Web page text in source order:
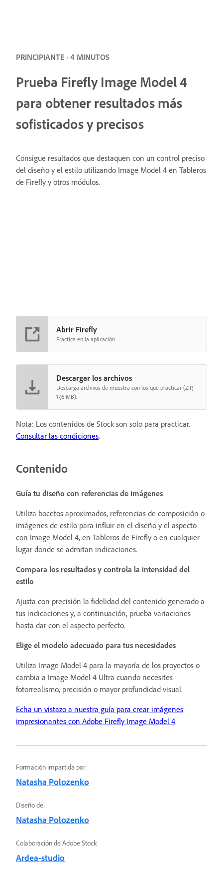
PRINCIPIANTE · 4 MINUTOS
Prueba Firefly Image Model 4
para obtener resultados más
sofisticados y precisos
Consigue resultados que destaquen con un control preciso
del diseño y el estilo utilizando Image Model 4 en Tableros
de Firefly y otros módulos.
Abrir Firefly
Practica en la aplicación.
Descargar los archivos
Descarga archivos de muestra con los que practicar (ZIP,
17,6 MB).
Nota: Los contenidos de Stock son solo para practicar.
Consultar las condiciones.
Contenido
Guía tu diseño con referencias de imágenes
Utiliza bocetos aproximados, referencias de composición o
imágenes de estilo para influir en el diseño y el aspecto
con Image Model 4, en Tableros de Firefly o en cualquier
lugar donde se admitan indicaciones.
Compara los resultados y controla la intensidad del
estilo
Ajusta con precisión la fidelidad del contenido generado a
tus indicaciones y, a continuación, prueba variaciones
hasta dar con el aspecto perfecto.
Elige el modelo adecuado para tus necesidades
Utiliza Image Model 4 para la mayoría de los proyectos o
cambia a Image Model 4 Ultra cuando necesites
fotorrealismo, precisión o mayor profundidad visual.
Echa un vistazo a nuestra guía para crear imágenes
impresionantes con Adobe Firefly Image Model 4.
Formación impartida por:
Natasha Polozenko
Diseño de:
Natasha Polozenko
Colaboración de Adobe Stock
Ardea-studio